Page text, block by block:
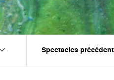
Spectacles